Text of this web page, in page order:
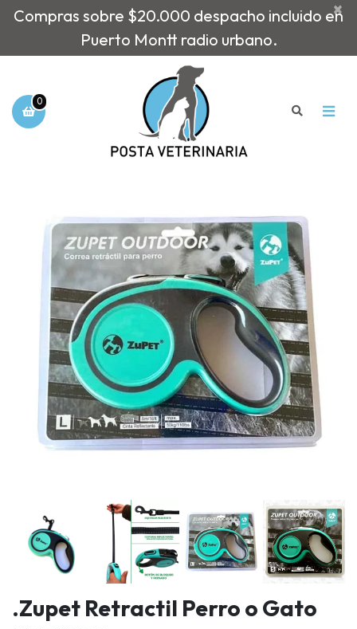
Compras sobre $20.000 despacho incluido en
Puerto Montt radio urbano.
×
0
.Zupet Retractil Perro o Gato